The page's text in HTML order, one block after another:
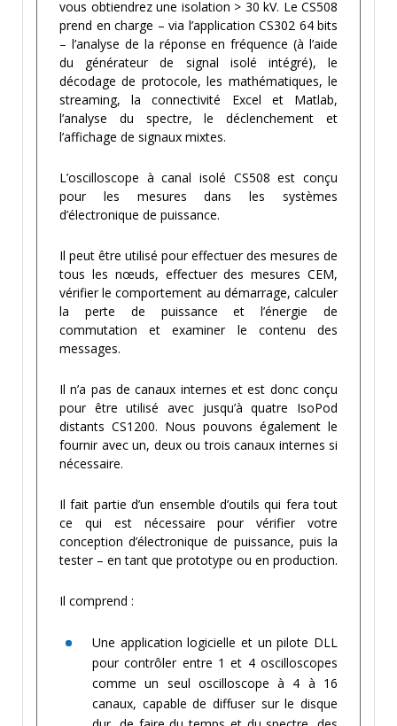
vous obtiendrez une isolation > 30 kV. Le CS508
prend en charge – via l’application CS302 64 bits
– l’analyse de la réponse en fréquence (à l’aide
du générateur de signal isolé intégré), le
décodage de protocole, les mathématiques, le
streaming, la connectivité Excel et Matlab,
l’analyse du spectre, le déclenchement et
l’affichage de signaux mixtes.
L’oscilloscope à canal isolé CS508 est conçu
pour les mesures dans les systèmes
d’électronique de puissance.
Il peut être utilisé pour effectuer des mesures de
tous les nœuds, effectuer des mesures CEM,
vérifier le comportement au démarrage, calculer
la perte de puissance et l’énergie de
commutation et examiner le contenu des
messages.
Il n’a pas de canaux internes et est donc conçu
pour être utilisé avec jusqu’à quatre IsoPod
distants CS1200. Nous pouvons également le
fournir avec un, deux ou trois canaux internes si
nécessaire.
Il fait partie d’un ensemble d’outils qui fera tout
ce qui est nécessaire pour vérifier votre
conception d’électronique de puissance, puis la
tester – en tant que prototype ou en production.
Il comprend :
Une application logicielle et un pilote DLL
pour contrôler entre 1 et 4 oscilloscopes
comme un seul oscilloscope à 4 à 16
canaux, capable de diffuser sur le disque